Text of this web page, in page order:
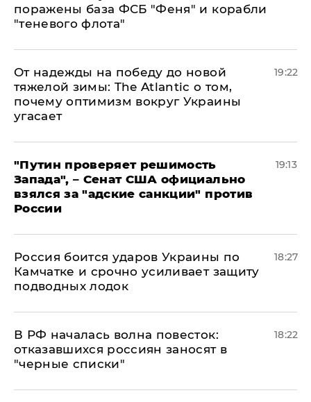
поражены база ФСБ "Феня" и корабли
"теневого флота"
От надежды на победу до новой
тяжелой зимы: The Atlantic о том,
почему оптимизм вокруг Украины
угасает
19:22
"Путин проверяет решимость
Запада", – Сенат США официально
взялся за "адские санкции" против
России
19:13
Россия боится ударов Украины по
Камчатке и срочно усиливает защиту
подводных лодок
18:27
​В РФ началась волна повесток:
отказавшихся россиян заносят в
"черные списки"
18:22